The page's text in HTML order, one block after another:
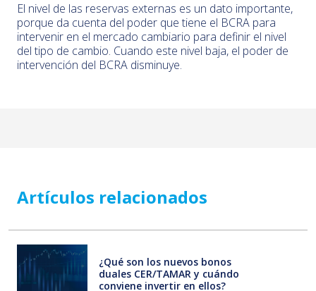
El nivel de las reservas externas es un dato importante,
porque da cuenta del poder que tiene el BCRA para
intervenir en el mercado cambiario para definir el nivel
del tipo de cambio. Cuando este nivel baja, el poder de
intervención del BCRA disminuye.
Artículos relacionados
¿Qué son los nuevos bonos
duales CER/TAMAR y cuándo
conviene invertir en ellos?